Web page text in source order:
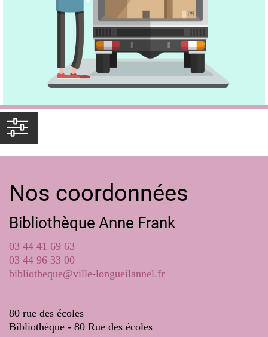
Nos coordonnées
Bibliothèque Anne Frank
03 44 41 69 63
03 44 96 33 00
bibliotheque@ville-longueilannel.fr
80 rue des écoles
Bibliothèque - 80 Rue des écoles